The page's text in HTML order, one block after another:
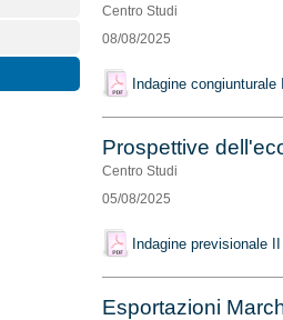
Centro Studi
08/08/2025
Indagine
Prospettive
Centro Studi
05/08/2025
Indagine previsionale
Esportazioni